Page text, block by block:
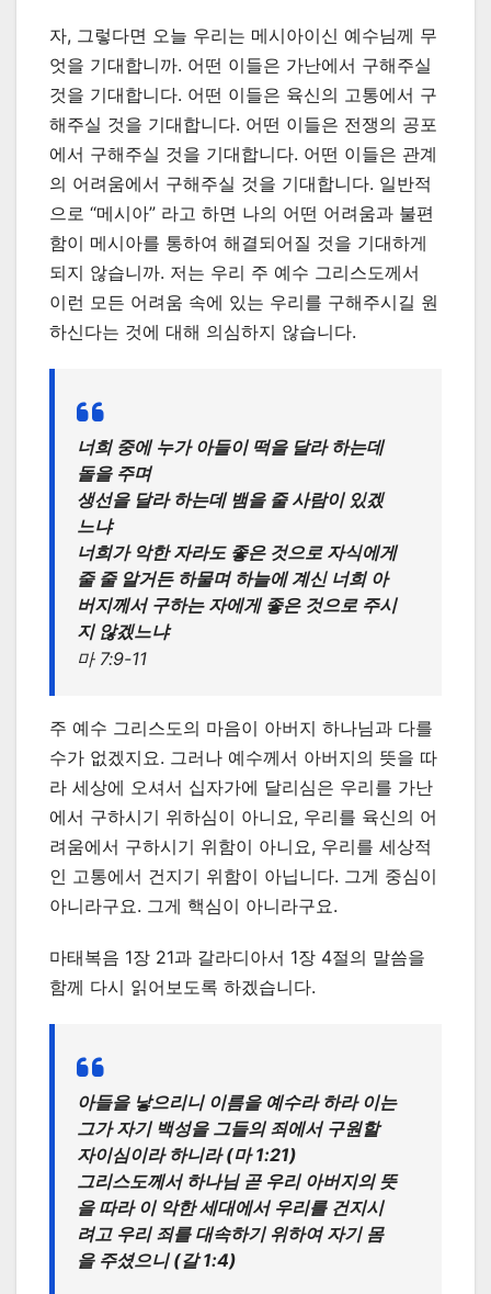
자, 그렇다면 오늘 우리는 메시아이신 예수님께 무
엇을 기대합니까. 어떤 이들은 가난에서 구해주실
것을 기대합니다. 어떤 이들은 육신의 고통에서 구
해주실 것을 기대합니다. 어떤 이들은 전쟁의 공포
에서 구해주실 것을 기대합니다. 어떤 이들은 관계
의 어려움에서 구해주실 것을 기대합니다. 일반적
으로 “메시아” 라고 하면 나의 어떤 어려움과 불편
함이 메시아를 통하여 해결되어질 것을 기대하게
되지 않습니까. 저는 우리 주 예수 그리스도께서
이런 모든 어려움 속에 있는 우리를 구해주시길 원
하신다는 것에 대해 의심하지 않습니다.
너희 중에 누가 아들이 떡을 달라 하는데
돌을 주며
생선을 달라 하는데 뱀을 줄 사람이 있겠
느냐
너희가 악한 자라도 좋은 것으로 자식에게
줄 줄 알거든 하물며 하늘에 계신 너희 아
버지께서 구하는 자에게 좋은 것으로 주시
지 않겠느냐
마 7:9-11
주 예수 그리스도의 마음이 아버지 하나님과 다를
수가 없겠지요. 그러나 예수께서 아버지의 뜻을 따
라 세상에 오셔서 십자가에 달리심은 우리를 가난
에서 구하시기 위하심이 아니요, 우리를 육신의 어
려움에서 구하시기 위함이 아니요, 우리를 세상적
인 고통에서 건지기 위함이 아닙니다. 그게 중심이
아니라구요. 그게 핵심이 아니라구요.
마태복음 1장 21과 갈라디아서 1장 4절의 말씀을
함께 다시 읽어보도록 하겠습니다.
아들을 낳으리니 이름을 예수라 하라 이는
그가 자기 백성을 그들의 죄에서 구원할
자이심이라 하니라 (마 1:21)
그리스도께서 하나님 곧 우리 아버지의 뜻
을 따라 이 악한 세대에서 우리를 건지시
려고 우리 죄를 대속하기 위하여 자기 몸
을 주셨으니 (갈 1:4)